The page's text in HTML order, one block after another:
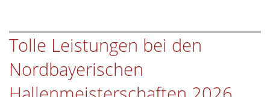
der
Sportabzeichen
bei
Tolle Leistungen bei den
Nordbayerischen